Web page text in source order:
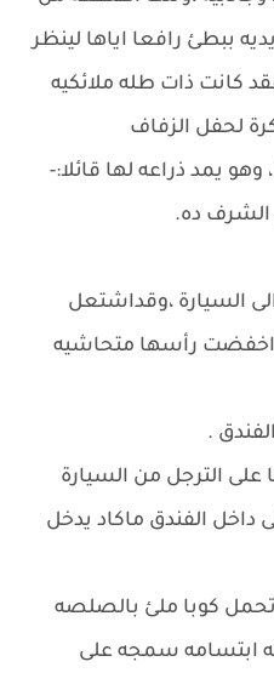
ببطئ رافعا اياها لينظر
كانت ذات طله ملائكيه
لحفل الزفاف
وهو يمد ذراعه لها قائلا:-
الشرف ده.
السيارة ،وقداشتعل
اخفضت رأسها متحاشيه
.
الترجل من السيارة
داخل الفندق ماكاد يدخل
كوبا ملئ بالصلصه
ابتسامه سمجه على